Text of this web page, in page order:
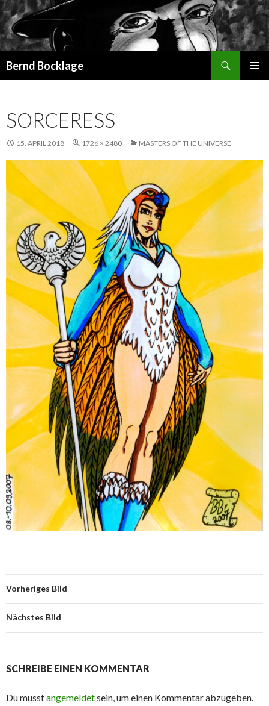
Bernd Bocklage
SORCERESS
15. APRIL 2018 1726 × 2480 MASTERS OF THE UNIVERSE
Vorheriges Bild
Nächstes Bild
SCHREIBE EINEN KOMMENTAR
Du musstangemeldetsein, um einen Kommentar abzugeben.